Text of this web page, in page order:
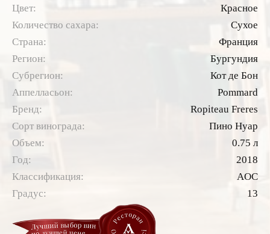
Цвет:
Красное
Количество сахара:
Сухое
Страна:
Франция
Регион:
Бургундия
Субрегион:
Кот де Бон
Аппелласьон:
Pommard
Бренд:
Ropiteau Freres
Сорт винограда:
Пино Нуар
Объем:
0.75 л
Год:
2018
Классификация:
AOC
Градус:
13